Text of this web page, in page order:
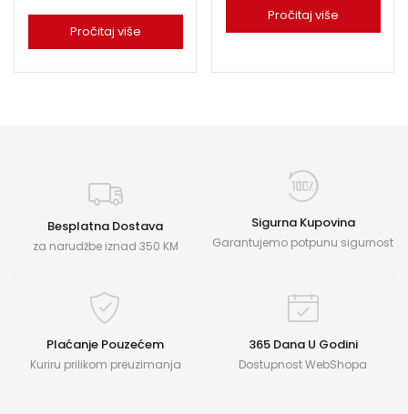
Pročitaj više
Pročitaj više
Besplatna Dostava
za narudžbe iznad 350 KM
Sigurna Kupovina
Garantujemo potpunu sigurnost
Plaćanje Pouzećem
Kuriru prilikom preuzimanja
365 Dana U Godini
Dostupnost WebShopa